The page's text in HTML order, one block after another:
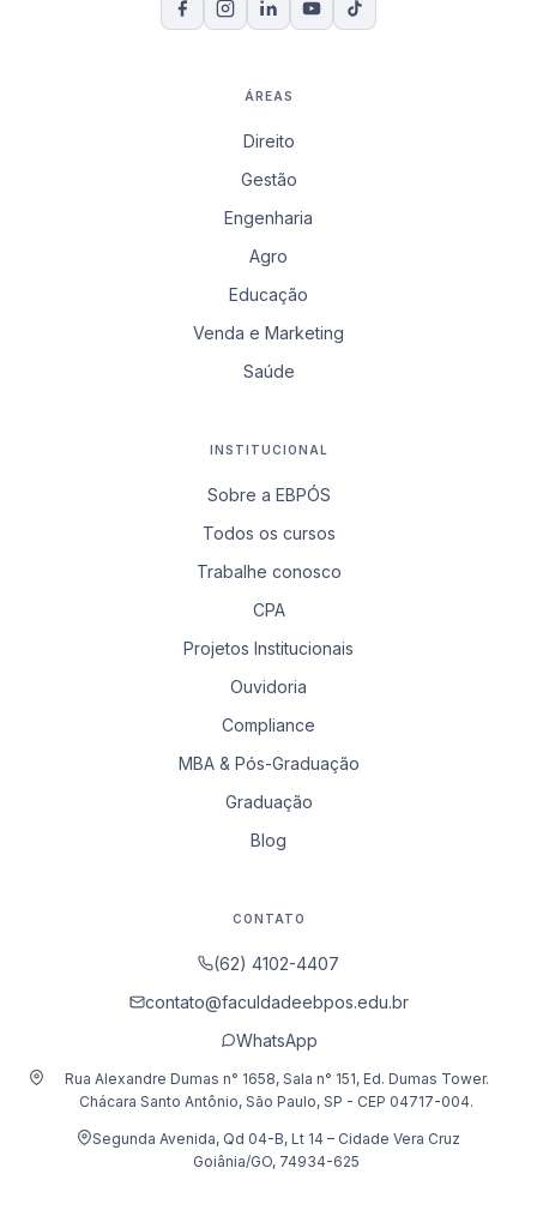
ÁREAS
Direito
Gestão
Engenharia
Agro
Educação
Venda e Marketing
Saúde
INSTITUCIONAL
Sobre a EBPÓS
Todos os cursos
Trabalhe conosco
CPA
Projetos Institucionais
Ouvidoria
Compliance
MBA & Pós-Graduação
Graduação
Blog
CONTATO
(62) 4102-4407
contato@faculdadeebpos.edu.br
WhatsApp
Rua Alexandre Dumas n° 1658, Sala n° 151, Ed. Dumas Tower.
Chácara Santo Antônio, São Paulo, SP - CEP 04717-004.
Segunda Avenida, Qd 04-B, Lt 14 – Cidade Vera Cruz
Goiânia/GO, 74934-625